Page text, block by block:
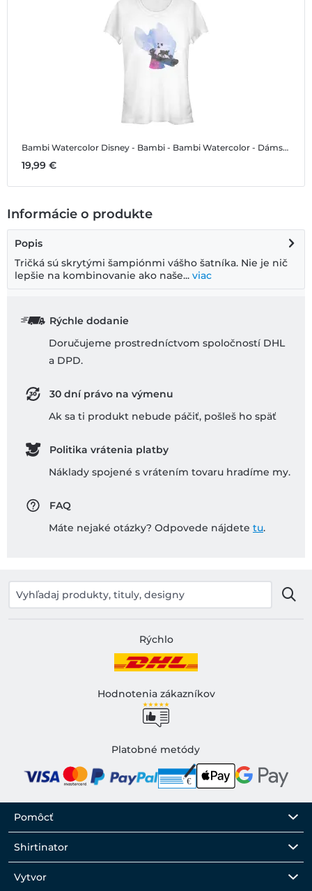
Bambi Watercolor Disney - Bambi - Bambi Watercolor - Dámske Tričko
19,99 €
Informácie o produkte
Popis
Tričká sú skrytými šampiónmi vášho šatníka. Nie je nič
lepšie na kombinovanie ako naše... viac
Rýchle dodanie
Doručujeme prostredníctvom spoločností DHL
a DPD.
30 dní právo na výmenu
Ak sa ti produkt nebude páčiť, pošleš ho späť
Politika vrátenia platby
Náklady spojené s vrátením tovaru hradíme my.
FAQ
Máte nejaké otázky? Odpovede nájdete tu.
Rýchlo
Hodnotenia zákazníkov
Platobné metódy
Pomôcť
Shirtinator
Vytvor